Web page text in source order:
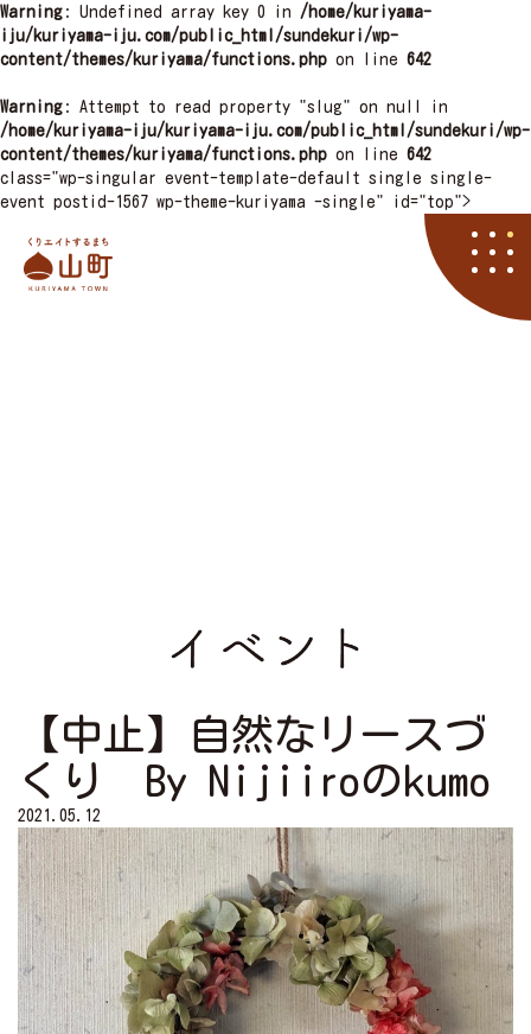
Warning : Undefined array key 0 in /home/kuriyama-
iju/kuriyama-iju.com/public_html/sundekuri/wp-
content/themes/kuriyama/functions.php on line 642
Warning : Attempt to read property "slug" on null in
/home/kuriyama-iju/kuriyama-iju.com/public_html/sundekuri/wp-
content/themes/kuriyama/functions.php on line 642
class="wp-singular event-template-default single single-
event postid-1567 wp-theme-kuriyama -single" id="top">
【中止】自然なリースづ
くり By Nijiiroのkumo
2021.05.12